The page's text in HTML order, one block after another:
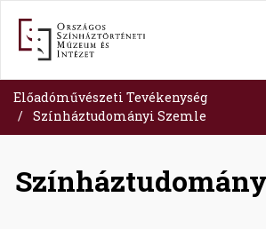
content
Előadóművészeti Tevékenység
Színháztudományi Szemle